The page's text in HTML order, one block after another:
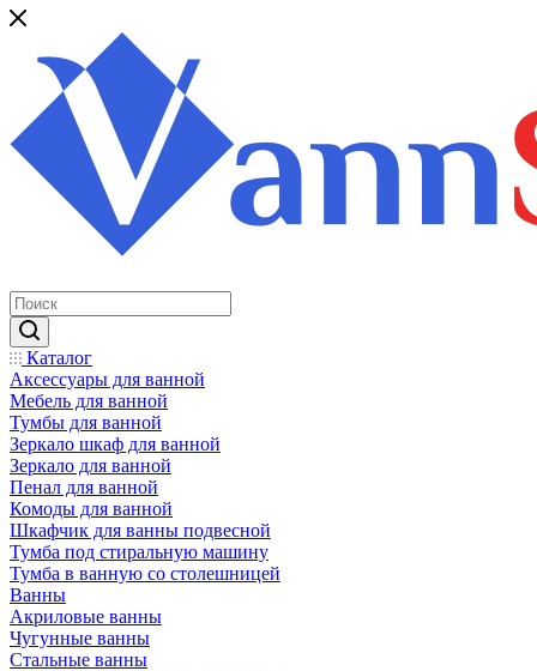
Каталог
Аксессуары для ванной
Мебель для ванной
Тумбы для ванной
Зеркало шкаф для ванной
Зеркало для ванной
Пенал для ванной
Комоды для ванной
Шкафчик для ванны подвесной
Тумба под стиральную машину
Тумба в ванную со столешницей
Ванны
Акриловые ванны
Чугунные ванны
Стальные ванны